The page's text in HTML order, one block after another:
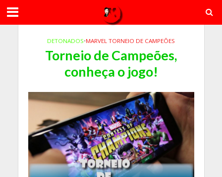
DETONADOS•MARVEL TORNEIO DE CAMPEÕES
Torneio de Campeões,
conheça o jogo!